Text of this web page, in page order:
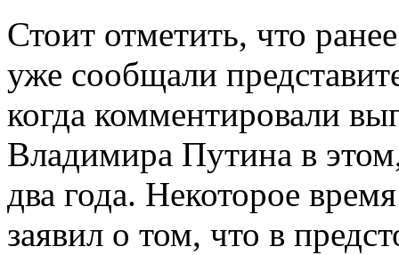
Стоит отметить, что
уже сообщали
когда комментировали
Владимира Путина в
два года. Некоторое
заявил о том, что в